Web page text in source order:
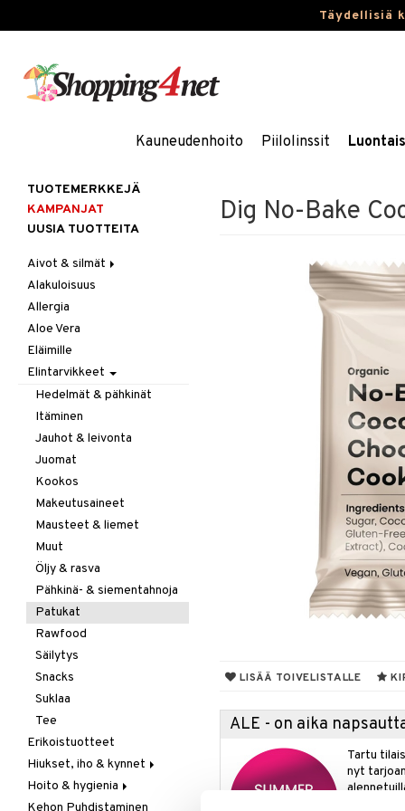
Täydellisiä
Kauneudenhoito Piilolinssit
Dig No-Bake
LISÄÄ TOIVELISTALLE
ALE - on aika
Tartu
nyt
TUOTEMERKKEJÄ
KAMPANJAT
UUSIA TUOTTEITA
Aivot & silmät
Muisti
Rasvahapot
Silmät
Alakuloisuus
Allergia
Aloe Vera
Eläimille
Elintarvikkeet
Hedelmät & pähkinät
Itäminen
Jauhot & leivonta
Juomat
Kookos
Makeutusaineet
Mausteet & liemet
Muut
Öljy & rasva
Pähkinä- & siementahnoja
Patukat
Rawfood
Säilytys
Snacks
Suklaa
Tee
Erikoistuotteet
Hiukset, iho & kynnet
Aurinko & pigmentti
Hiukset
Hoito & hygienia
Aurinkosuoja
Kehon Puhdistaminen